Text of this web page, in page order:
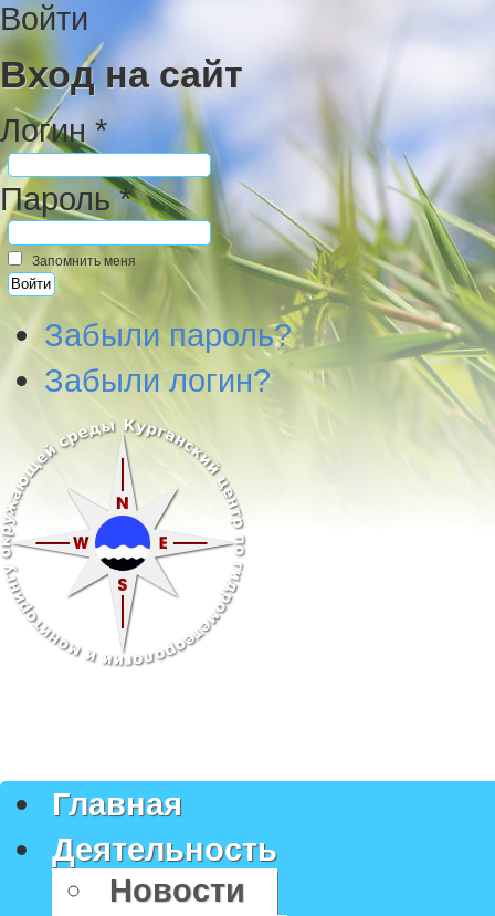
Войти
Вход на сайт
Логин *
Пароль *
Запомнить меня
Забыли пароль?
Забыли логин?
Главная
Деятельность
Новости